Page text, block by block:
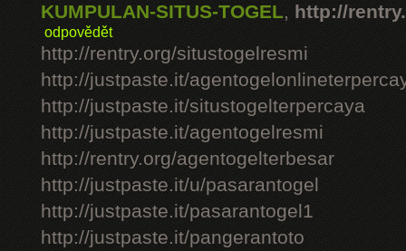
KUMPULAN-SITUS-TOGEL, http://
odpovědět
http://rentry.org/situstogelresmi
http://justpaste.it/
http://justpaste.it/situstogelterpercaya
http://justpaste.it/agentogelresmi
http://rentry.org/agentogelterbesar
http://justpaste.it/u/pasarantogel
http://justpaste.it/pasarantogel1
http://justpaste.it/pangerantoto